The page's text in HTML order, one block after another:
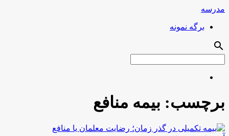
مدرسه
برگه نمونه
search
برچسب: بیمه منافع